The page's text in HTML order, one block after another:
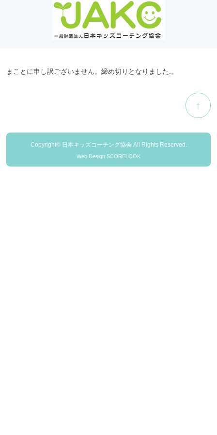
まことに申し訳ございません。締め切りとなりました.。
↑
Copyright© 日本キッズコーチング協会 All Rights Reserved.
Web Design:SCORELOOK